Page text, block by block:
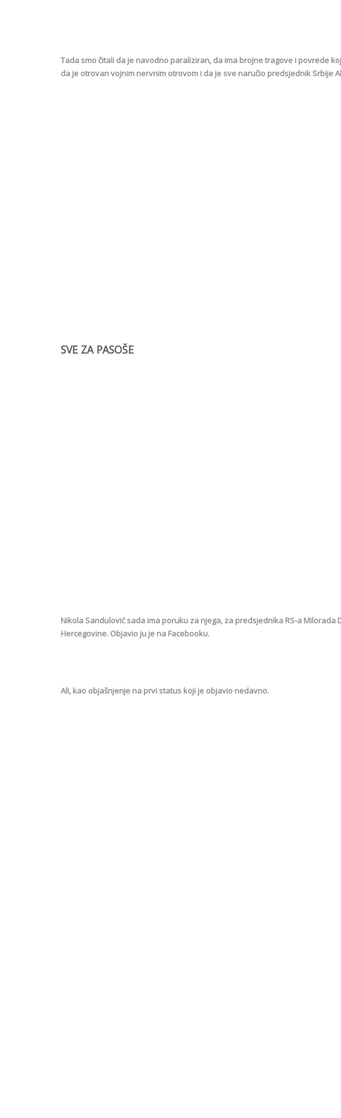
Tada smo čitali da je navodno paraliziran, da ima brojne tragove i povrede
da je otrovan vojnim nervnim otrovom i da je sve naručio predsjednik Srbije
SVE ZA PASOŠE
Nikola Sandulović sada ima poruku za njega, za predsjednika RS-a Milorada
Hercegovine. Objavio ju je na Facebooku.
Ali, kao objašnjenje na prvi status koji je objavio nedavno.